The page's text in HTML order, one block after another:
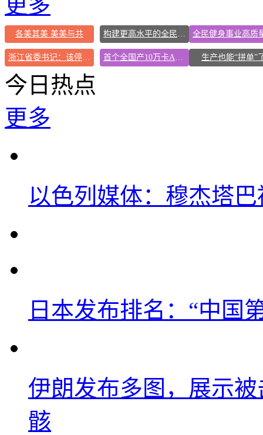
更多
各美其美 美美与共 构建更高水平的全民健身公共服务体系
浙江省委书记：该停下的坚决停下来 首个全国产10万卡AI超集群投用 生产也能“拼单”
今日热点
更多
以色列媒体：穆杰塔
日本发布排名：“中国
伊朗发布多图，展示
骸